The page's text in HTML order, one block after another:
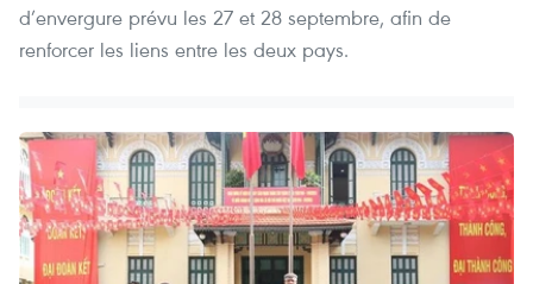
d’envergure prévu les 27 et 28 septembre, afin de
renforcer les liens entre les deux pays.